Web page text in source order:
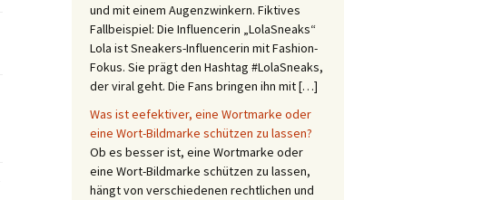
und mit einem Augenzwinkern. Fiktives
Fallbeispiel: Die Influencerin „LolaSneaks“
Lola ist Sneakers-Influencerin mit Fashion-
Fokus. Sie prägt den Hashtag #LolaSneaks,
der viral geht. Die Fans bringen ihn mit […]
Was ist eefektiver, eine Wortmarke oder
eine Wort-Bildmarke schützen zu lassen?
Ob es besser ist, eine Wortmarke oder
eine Wort-Bildmarke schützen zu lassen,
hängt von verschiedenen rechtlichen und